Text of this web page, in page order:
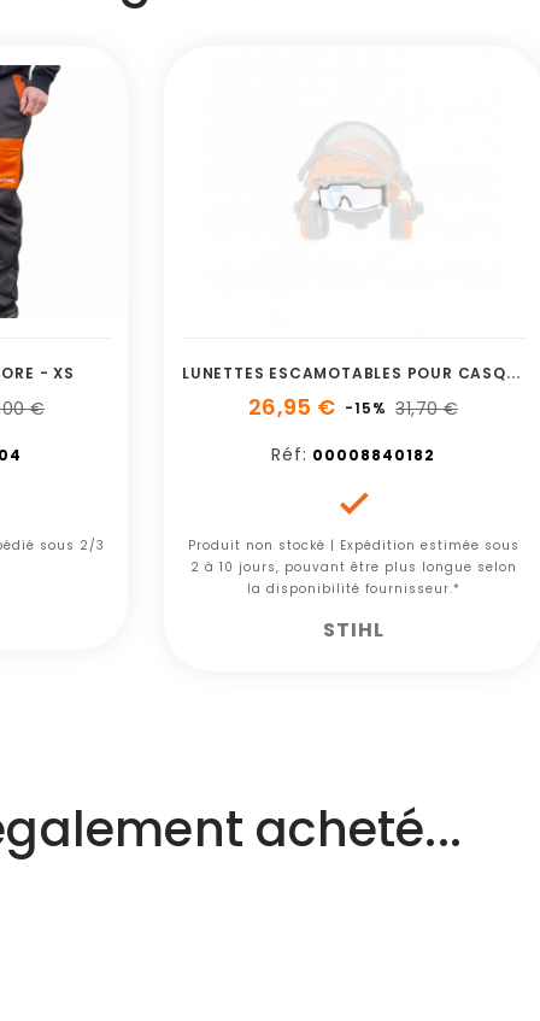
- XS
€
sous 2/3
L
UNETTES ESCAMOTABLES POUR CASQUE DYNAMIC X-ERGO
26,95 € -15% 31,70 €
Réf: 00008840182

Produit non stocké | Expédition estimée sous
2 à 10 jours, pouvant être plus longue selon
la disponibilité fournisseur.*
STIHL
acheté...